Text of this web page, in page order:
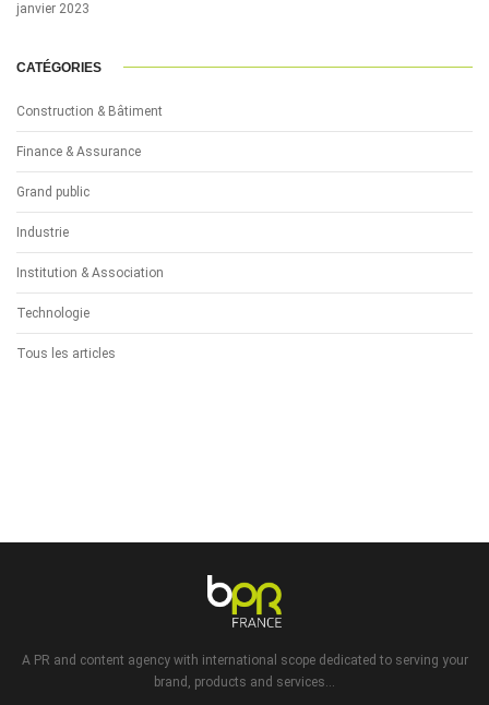
janvier 2023
CATÉGORIES
Construction & Bâtiment
Finance & Assurance
Grand public
Industrie
Institution & Association
Technologie
Tous les articles
A PR and content agency with international scope dedicated to serving your
brand, products and services...